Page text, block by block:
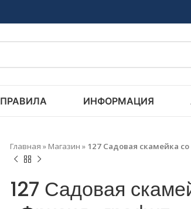
ПРАВИЛА ИНФОРМАЦИЯ
Главная » Магазин » 127 Садовая скамейка
127 Садовая